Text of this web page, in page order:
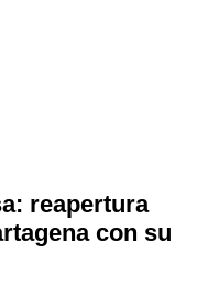
reapertura
con su